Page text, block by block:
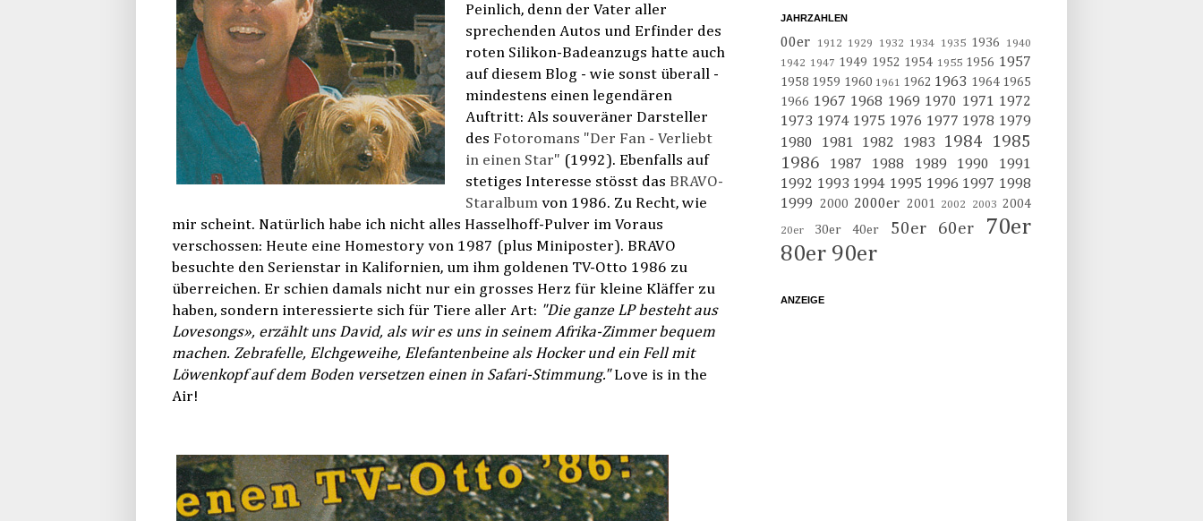
Peinlich, denn der Vater aller
sprechenden Autos und Erfinder des
roten Silikon-Badeanzugs hatte auch
auf diesem Blog - wie sonst überall -
mindestens einen legendären
Auftritt: Als souveräner Darsteller
des Fotoromans "Der Fan - Verliebt
in einen Star" (1992). Ebenfalls auf
stetiges Interesse stösst das BRAVO-
Staralbumvon 1986. Zu Recht, wie
mir scheint. Natürlich habe ich nicht alles Hasselhoff-Pulver im Voraus
verschossen: Heute eine Homestory von 1987 (plus Miniposter). BRAVO
besuchte den Serienstar in Kalifornien, um ihm goldenen TV-Otto 1986 zu
überreichen. Er schien damals nicht nur ein grosses Herz für kleine Kläffer zu
haben, sondern interessierte sich für Tiere aller Art: "Die ganze LP besteht aus
Lovesongs», erzählt uns David, als wir es uns in seinem Afrika-Zimmer bequem
machen. Zebrafelle, Elchgeweihe, Elefantenbeine als Hocker und ein Fell mit
Löwenkopf auf dem Boden versetzen einen in Safari-Stimmung."Love is in the
Air!
JAHRZAHLEN
00er 1912 1929 1932 1934 1935 1936
1940
1942 1947 1949 1952 1954 1955 1956 1957
1958 1959 1960 1961 1962 1963 1964 1965
1966 1967 1968 1969 1970 1971 1972
1973 1974 1975 1976 1977 1978 1979
1980
1981 1982 1983 1984
1985
1986
1987 1988 1989 1990
1991
1992 1993 1994 1995 1996 1997 1998
1999
2000 2000er 2001 2002 2003 2004
20er 30er 40er 50er 60er
70er
80er 90er
ANZEIGE